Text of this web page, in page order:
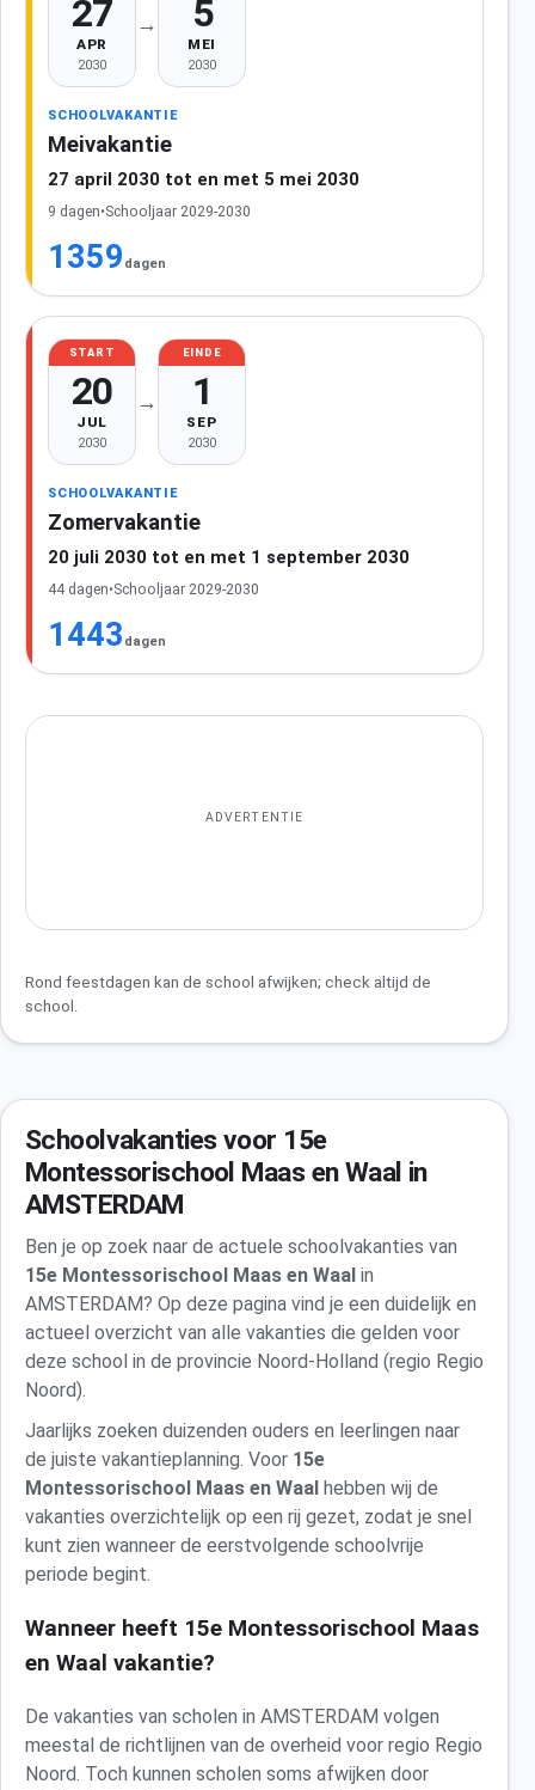
27
APR
2030
→ 5
MEI
2030
SCHOOLVAKANTIE
Meivakantie
27 april 2030 tot en met 5 mei 2030
9 dagen•Schooljaar 2029-2030
1359 dagen
START
20
JUL
2030
→
EINDE
1
SEP
2030
SCHOOLVAKANTIE
Zomervakantie
20 juli 2030 tot en met 1 september 2030
44 dagen•Schooljaar 2029-2030
1443 dagen
ADVERTENTIE
Rond feestdagen kan de school afwijken; check altijd de
school.
Schoolvakanties voor 15e
Montessorischool Maas en Waal in
AMSTERDAM
Ben je op zoek naar de actuele schoolvakanties van
15e Montessorischool Maas en Waal in
AMSTERDAM? Op deze pagina vind je een duidelijk en
actueel overzicht van alle vakanties die gelden voor
deze school in de provincie Noord-Holland (regio Regio
Noord).
Jaarlijks zoeken duizenden ouders en leerlingen naar
de juiste vakantieplanning. Voor 15e
Montessorischool Maas en Waal hebben wij de
vakanties overzichtelijk op een rij gezet, zodat je snel
kunt zien wanneer de eerstvolgende schoolvrije
periode begint.
Wanneer heeft 15e Montessorischool Maas
en Waal vakantie?
De vakanties van scholen in AMSTERDAM volgen
meestal de richtlijnen van de overheid voor regio Regio
Noord. Toch kunnen scholen soms afwijken door